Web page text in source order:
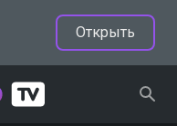
Открыть